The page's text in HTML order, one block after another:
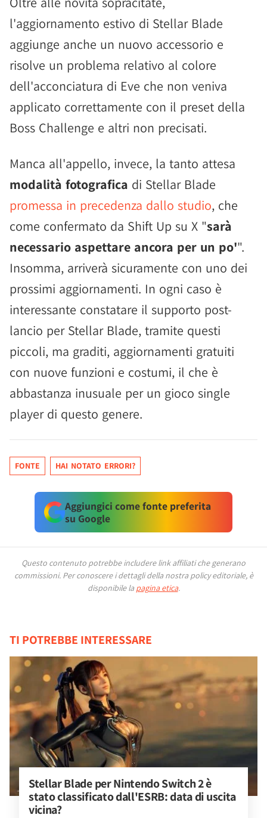
l'aggiornamento estivo di Stellar Blade
aggiunge anche un nuovo accessorio e
risolve un problema relativo al colore
dell'acconciatura di Eve che non veniva
applicato correttamente con il preset della
Boss Challenge e altri non precisati.
Manca all'appello, invece, la tanto attesa
modalità fotografica di Stellar Blade
promessa in precedenza dallo studio, che
come confermato da Shift Up su X "sarà
necessario aspettare ancora per un po'".
Insomma, arriverà sicuramente con uno dei
prossimi aggiornamenti. In ogni caso è
interessante constatare il supporto post-
lancio per Stellar Blade, tramite questi
piccoli, ma graditi, aggiornamenti gratuiti
con nuove funzioni e costumi, il che è
abbastanza inusuale per un gioco single
player di questo genere.
FONTE HAI NOTATO ERRORI?
Aggiungici come fonte preferita
su Google
Questo contenuto potrebbe includere link affiliati che generano
commissioni. Per conoscere i dettagli della nostra policy editoriale, è
disponibile la pagina etica.
TI POTREBBE INTERESSARE
Stellar Blade per Nintendo Switch 2 è
stato classificato dall'ESRB: data di uscita
vicina?